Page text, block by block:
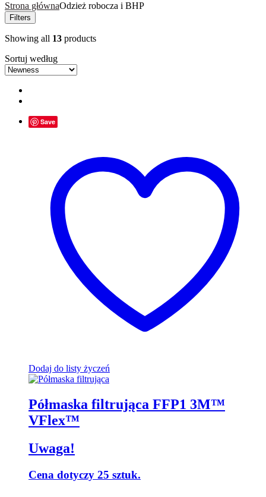
Strona głównaOdzież robocza i BHP
Filters
Showing all 13 products
Sortuj według
Save
Dodaj do listy życzeń
Półmaska filtrująca FFP1 3M™
VFlex™
Uwaga!
Cena dotyczy 25 sztuk.